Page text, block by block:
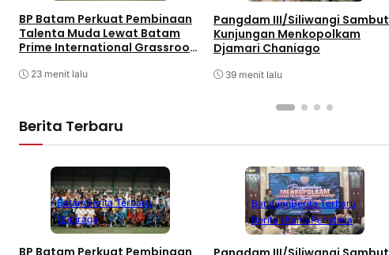
BP Batam Perkuat Pembinaan
Talenta Muda Lewat Batam
Prime International Grassroot
23 menit lalu
Pangdam III/Siliwangi Sambut
Kunjungan Menkopolkam
Djamari Chaniago
39 menit lalu
Berita Terbaru
BatamBerita Terbaru
Olahraga
BandungBerita Terbaru
Berita UtamaPeristiwa